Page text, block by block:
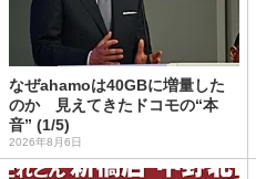
なぜahamoは40GBに増量した
のか 見えてきたドコモの“本
音” (1/5)
2026年8月6日